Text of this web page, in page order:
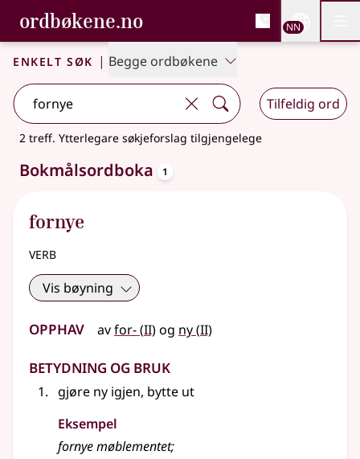
Gå til hovudinnhald
Tilgjenge
ordbøkene.no, Bokmålsordboka og
Bokmålsordboka og Nynorskordboka
NN
Enkelt søk | Begge ordbøkene
Tilfeldig ord
2 treff. Ytterlegare søkjeforslag tilgjengelege
Bokmålsordboka 1
fornye
verb
Vis bøyning
Opphav avfor-(2
II)og ny(2
II)
Betydning og bruk
gjøre ny igjen, bytte ut
Eksempel
fornyemøblementet;